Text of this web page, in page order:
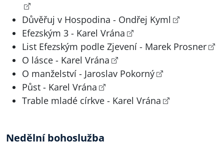
Důvěřuj v Hospodina - Ondřej Kyml
Efezským 3 - Karel Vrána
List Efezským podle Zjevení - Marek Prosner
O lásce - Karel Vrána
O manželství - Jaroslav Pokorný
Půst - Karel Vrána
Trable mladé církve - Karel Vrána
Nedělní bohoslužba